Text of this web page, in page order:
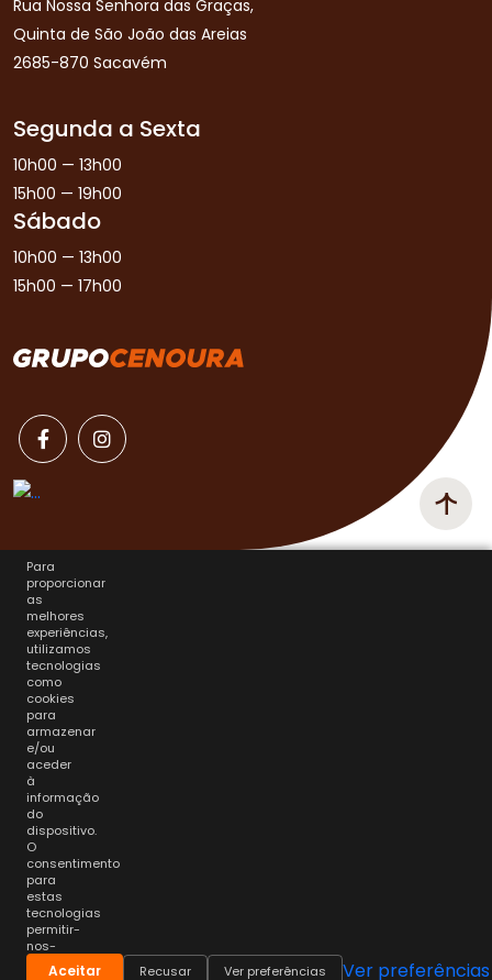
Rua Nossa Senhora das Graças,
Quinta de São João das Areias
2685-870 Sacavém
Segunda a Sexta
10h00 — 13h00
15h00 — 19h00
Sábado
10h00 — 13h00
15h00 — 17h00
Para
proporcionar
as
melhores
experiências,
utilizamos
tecnologias
como
cookies
para
armazenar
e/ou
aceder
à
informação
do
dispositivo.
O
consentimento
para
estas
tecnologias
permitir-
nos-
á
Aceitar Recusar Ver preferências Ver preferências